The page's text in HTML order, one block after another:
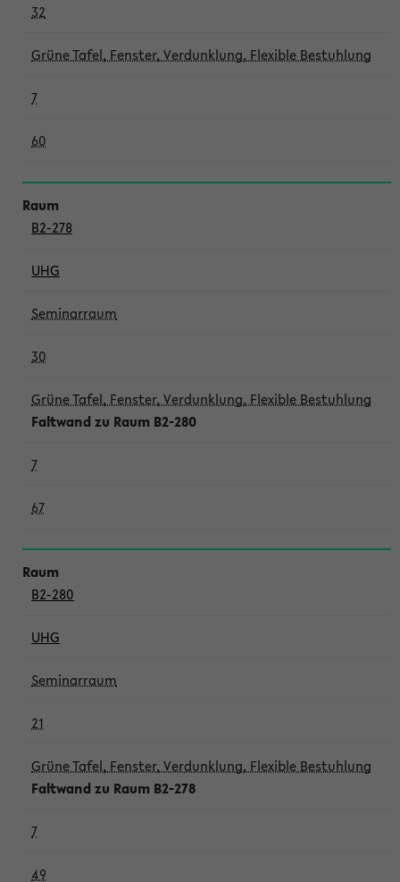
32
Grüne Tafel, Fenster, Verdunklung, Flexible Bestuhlung
7
60
B2-278
UHG
Seminarraum
30
Grüne Tafel, Fenster, Verdunklung, Flexible Bestuhlung
Faltwand zu Raum B2-280
7
67
B2-280
UHG
Seminarraum
21
Grüne Tafel, Fenster, Verdunklung, Flexible Bestuhlung
Faltwand zu Raum B2-278
7
49